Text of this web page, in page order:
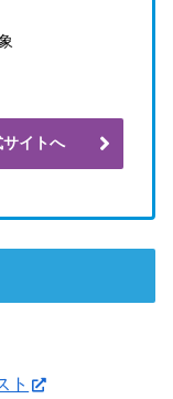
イトへ
ト